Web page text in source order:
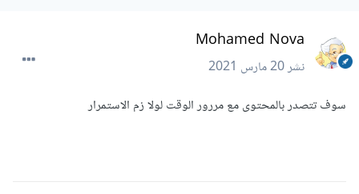
Mohamed Nova
نشر20 مارس 2021
سوف تتصدر بالمحتوى مع مررور الوقت لولا زم الاستمرار